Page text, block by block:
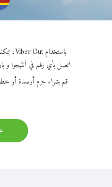
باستخدام Viber Out، يمكنك إجراء مكالمات عالية الجودة إلى أنتيجوا و باربودا من سوازيلاند.
اتصل بأي رقم في أنتيجوا و باربودا
قم بشراء حزم أرصدة أو خطة